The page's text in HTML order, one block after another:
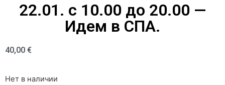
22.01. с 10.00 до 20.00 —
Идем в СПА.
40,00 €
Нет в наличии